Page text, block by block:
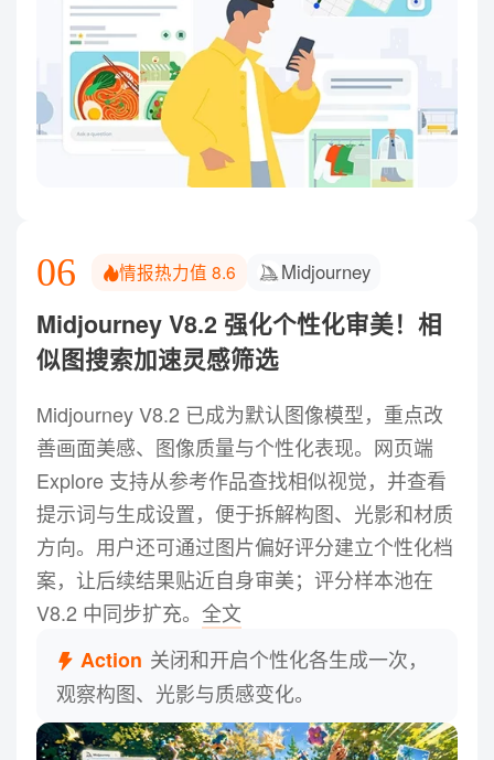
06 情报热力值8.6 Midjourney
Midjourney V8.2 强化个性化审美！相
似图搜索加速灵感筛选
Midjourney V8.2 已成为默认图像模型，重点改
善画面美感、图像质量与个性化表现。网页端
Explore 支持从参考作品查找相似视觉，并查看
提示词与生成设置，便于拆解构图、光影和材质
方向。用户还可通过图片偏好评分建立个性化档
案，让后续结果贴近自身审美；评分样本池在
V8.2 中同步扩充。 全文
Action 关闭和开启个性化各生成一次，
观察构图、光影与质感变化。